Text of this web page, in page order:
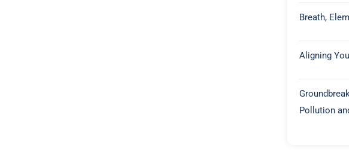
Breath,
Aligning
Pollution